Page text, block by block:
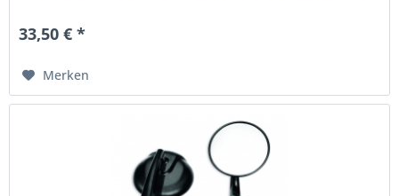
33,50 € *
Merken